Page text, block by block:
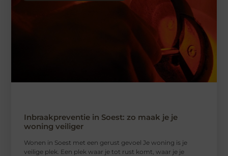
Inbraakpreventie in Soest: zo maak je je
woning veiliger
Wonen in Soest met een gerust gevoel Je woning is je
veilige plek. Een plek waar je tot rust komt, waar je je